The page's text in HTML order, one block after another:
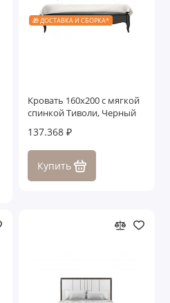
🎁 ДОСТАВКА И СБОРКА*
Кровать 160x200 с мягкой
спинкой Тиволи, Черный
137.368 ₽
Купить